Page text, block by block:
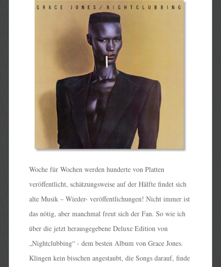
Woche für Wochen werden hunderte von Platten
veröffentlicht, schätzungsweise auf der Hälfte findet sich
alte Musik – Wieder- veröffentlichungen! Nicht immer ist
das nötig, aber manchmal freut sich der Fan. So wie ich
über die jetzt herausgegebene Deluxe Edition von
„Nightclubbing“ - dem besten Album von Grace Jones.
Klingen kein bisschen angestaubt, die Songs darauf, finde